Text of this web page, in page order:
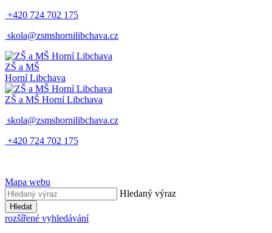
+420 724 702 175
skola@zsmshornilibchava.cz
ZŠ a MŠ
Horní Libchava
ZŠ a MŠ Horní Libchava
skola@zsmshornilibchava.cz
+420 724 702 175
Mapa webu
Hledaný výraz
Hledat
rozšířené vyhledávání